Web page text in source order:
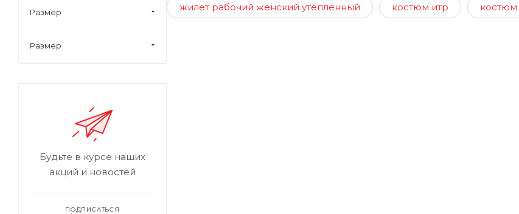
жилет рабочий женский утепленный костюм итр костюм
Размер
Размер
Будьте в курсе наших
акций и новостей
ПОДПИСАТЬСЯ